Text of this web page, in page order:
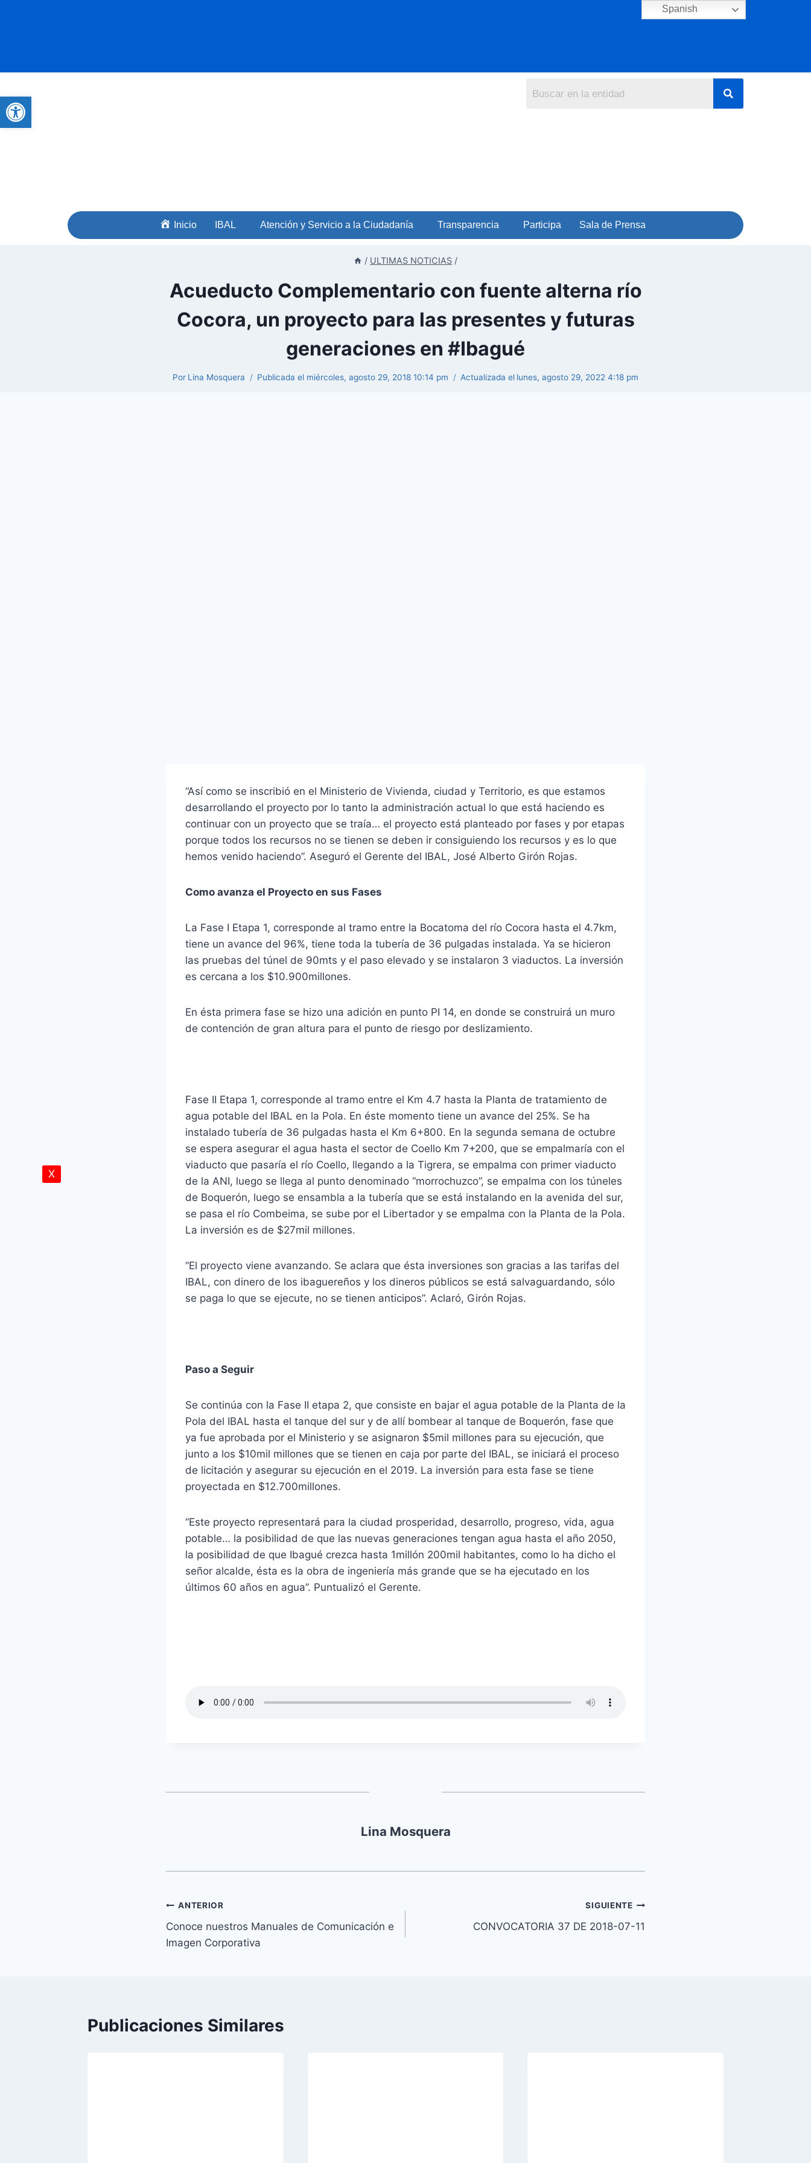
Abrir barra de herramientas
Inicio IBAL Atención y Servicio a la Ciudadanía Transparencia Participa Sala de Prensa
/ ULTIMAS NOTICIAS /
Acueducto Complementario con fuente alterna río
Cocora, un proyecto para las presentes y futuras
generaciones en #Ibagué
Por Lina Mosquera Publicada el miércoles, agosto 29, 2018 10:14 pm Actualizada el lunes, agosto 29, 2022 4:18 pm
“Así como se inscribió en el Ministerio de Vivienda, ciudad y Territorio, es que estamos
desarrollando el proyecto por lo tanto la administración actual lo que está haciendo es
continuar con un proyecto que se traía… el proyecto está planteado por fases y por etapas
porque todos los recursos no se tienen se deben ir consiguiendo los recursos y es lo que
hemos venido haciendo”. Aseguró el Gerente del IBAL, José Alberto Girón Rojas.
Como avanza el Proyecto en sus Fases
La Fase I Etapa 1, corresponde al tramo entre la Bocatoma del río Cocora hasta el 4.7km,
tiene un avance del 96%, tiene toda la tubería de 36 pulgadas instalada. Ya se hicieron
las pruebas del túnel de 90mts y el paso elevado y se instalaron 3 viaductos. La inversión
es cercana a los $10.900millones.
En ésta primera fase se hizo una adición en punto PI 14, en donde se construirá un muro
de contención de gran altura para el punto de riesgo por deslizamiento.
Fase II Etapa 1, corresponde al tramo entre el Km 4.7 hasta la Planta de tratamiento de
agua potable del IBAL en la Pola. En éste momento tiene un avance del 25%. Se ha
instalado tubería de 36 pulgadas hasta el Km 6+800. En la segunda semana de octubre
se espera asegurar el agua hasta el sector de Coello Km 7+200, que se empalmaría con el
viaducto que pasaría el río Coello, llegando a la Tigrera, se empalma con primer viaducto
de la ANI, luego se llega al punto denominado “morrochuzco”, se empalma con los túneles
de Boquerón, luego se ensambla a la tubería que se está instalando en la avenida del sur,
se pasa el río Combeima, se sube por el Libertador y se empalma con la Planta de la Pola.
La inversión es de $27mil millones.
“El proyecto viene avanzando. Se aclara que ésta inversiones son gracias a las tarifas del
IBAL, con dinero de los ibaguereños y los dineros públicos se está salvaguardando, sólo
se paga lo que se ejecute, no se tienen anticipos”. Aclaró, Girón Rojas.
Paso a Seguir
Se continúa con la Fase II etapa 2, que consiste en bajar el agua potable de la Planta de la
Pola del IBAL hasta el tanque del sur y de allí bombear al tanque de Boquerón, fase que
ya fue aprobada por el Ministerio y se asignaron $5mil millones para su ejecución, que
junto a los $10mil millones que se tienen en caja por parte del IBAL, se iniciará el proceso
de licitación y asegurar su ejecución en el 2019. La inversión para esta fase se tiene
proyectada en $12.700millones.
“Este proyecto representará para la ciudad prosperidad, desarrollo, progreso, vida, agua
potable… la posibilidad de que las nuevas generaciones tengan agua hasta el año 2050,
la posibilidad de que Ibagué crezca hasta 1millón 200mil habitantes, como lo ha dicho el
señor alcalde, ésta es la obra de ingeniería más grande que se ha ejecutado en los
últimos 60 años en agua”. Puntualizó el Gerente.
Lina Mosquera
ANTERIOR
Conoce nuestros Manuales de Comunicación e
Imagen Corporativa
SIGUIENTE
CONVOCATORIA 37 DE 2018-07-11
Publicaciones Similares
Spanish
X